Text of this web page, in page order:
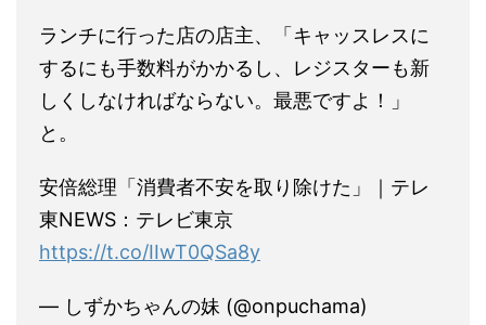
ランチに行った店の店主、「キャッスレスに
するにも手数料がかかるし、レジスターも新
しくしなければならない。最悪ですよ！」
と。
安倍総理「消費者不安を取り除けた」｜テレ
東NEWS：テレビ東京
https://t.co/IIwT0QSa8y
— しずかちゃんの妹 (@onpuchama)